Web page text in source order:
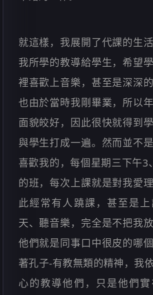
就這樣，我展開了代課的生
我所學的教導給學生，希望
裡喜歡上音樂，甚至是深深的
也由於當時我剛畢業，所以
面貌皎好，因此很快就得到
與學生打成一遍。然而並不
喜歡我的，每個星期三下午3
的班，每次上課就是對我愛
此經常有人蹺課，甚至是
天、聽音樂，完全是不把我
他們就是同事口中很皮的哪
著孔子-有教無類的精神，我
心的教導他們，只是他們